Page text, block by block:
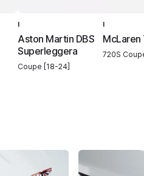
I
Aston Martin DBS
Superleggera
Coupe [18-24]
I
McLaren
720S